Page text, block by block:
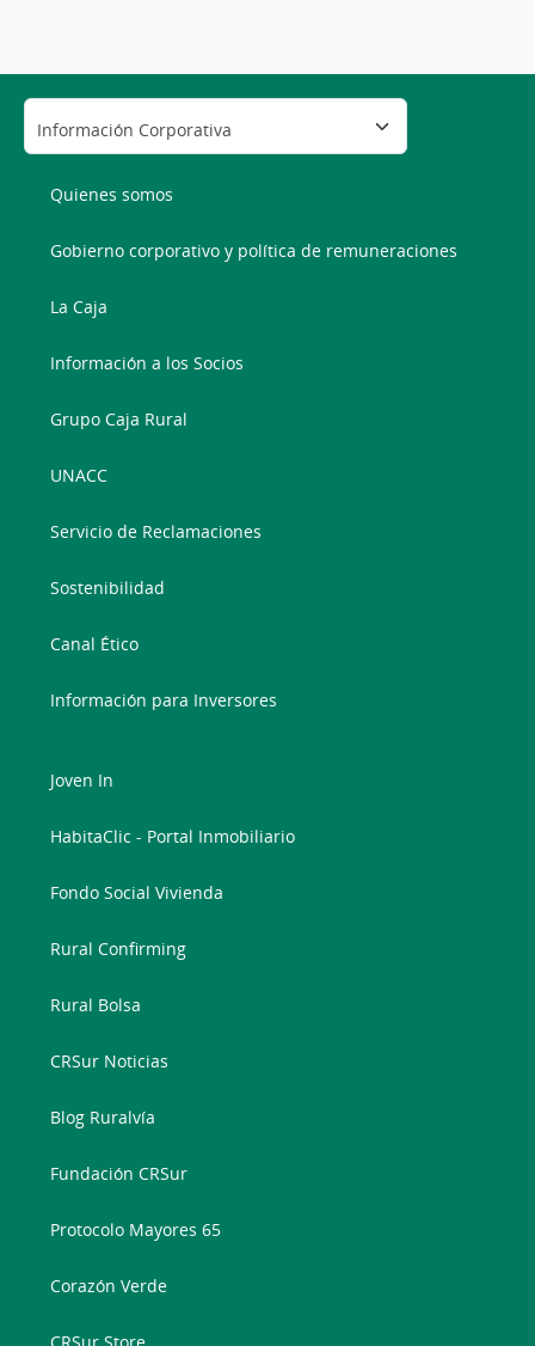
Quienes somos
Gobierno corporativo y política de remuneraciones
La Caja
Información a los Socios
Grupo Caja Rural
UNACC
Servicio de Reclamaciones
Sostenibilidad
Canal Ético
Información para Inversores
Joven In
HabitaClic - Portal Inmobiliario
Fondo Social Vivienda
Rural Confirming
Rural Bolsa
CRSur Noticias
Blog Ruralvía
Fundación CRSur
Protocolo Mayores 65
Corazón Verde
CRSur Store